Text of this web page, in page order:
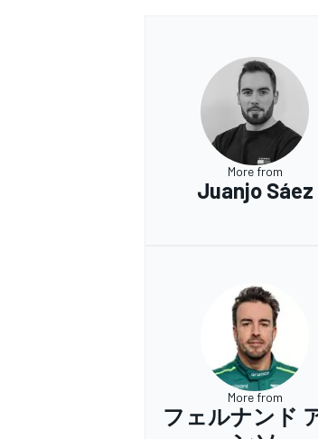
More from
Juanjo Sáez
More from
フェルナンド